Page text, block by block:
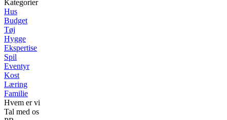
Kategorier
Hus
Budget
Tøj
Hygge
Ekspertise
Spil
Eventyr
Kost
Læring
Familie
Hvem er vi
Tal med os